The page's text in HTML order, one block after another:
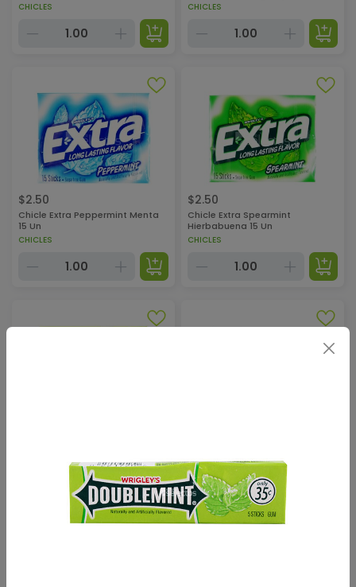
CHICLES CHICLES
$2.50
Chicle Extra Peppermint Menta
15 Un
CHICLES
$2.50
Chicle Extra Spearmint
Hierbabuena 15 Un
CHICLES
CHICLES